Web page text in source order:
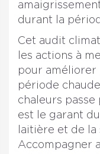
durant la
Cet audit
les actions à
pour améliorer
période
chaleurs passe
est le garant
laitière et de la
Accompagner